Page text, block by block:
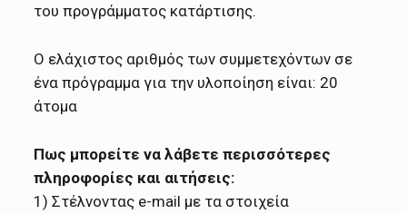
του προγράμματος κατάρτισης.
Ο ελάχιστος αριθμός των συμμετεχόντων σε
ένα πρόγραμμα για την υλοποίηση είναι: 20
άτομα
Πως μπορείτε να λάβετε περισσότερες
πληροφορίες και αιτήσεις:
1) Στέλνοντας e-mail με τα στοιχεία